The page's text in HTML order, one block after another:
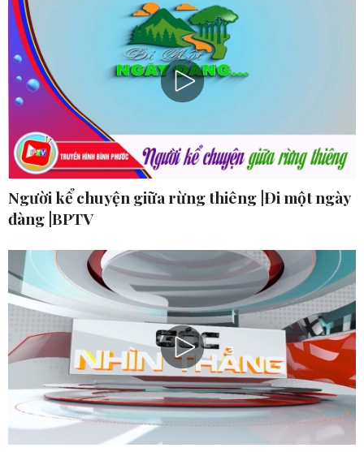
Người kể chuyện giữa rừng thiêng |Đi một ngày
đàng |BPTV